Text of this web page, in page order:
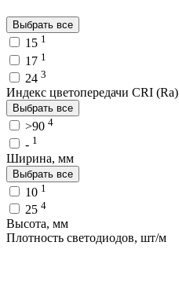
Выбрать все
15 1
17 1
24 3
Индекс цветопередачи CRI (Ra)
Выбрать все
>90 4
- 1
Ширина, мм
Выбрать все
10 1
25 4
Высота, мм
Плотность светодиодов, шт/м